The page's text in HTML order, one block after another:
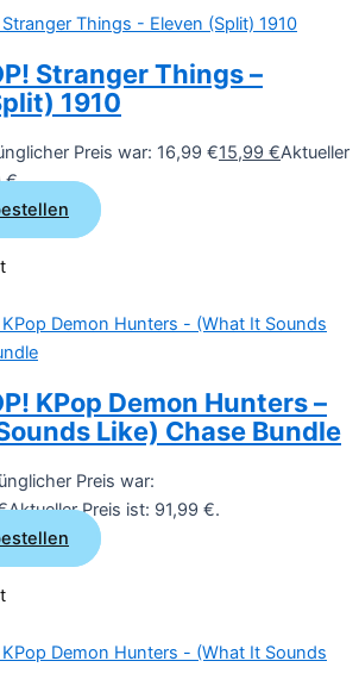
Stranger Things –
1910
Preis war: 16,99 €15,99 €Aktueller
€.
KPop Demon Hunters –
Like) Chase Bundle
Preis war:
Aktueller Preis ist: 91,99 €.